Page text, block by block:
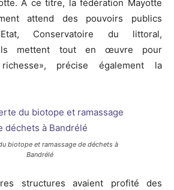
A ce titre, la fédération Mayotte
attend des pouvoirs publics
Conservatoire du littoral,
mettent tout en œuvre pour
précise également la
biotope et ramassage de déchets à
Bandrélé
structures avaient profité des